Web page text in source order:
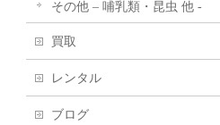
その他 – 哺乳類・昆虫 他 -
買取
レンタル
ブログ